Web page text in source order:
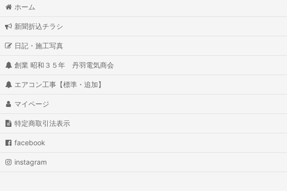
ホーム
新聞折込チラシ
日記・施工写真
創業 昭和３５年 丹羽電気商会
エアコン工事【標準・追加】
マイページ
特定商取引法表示
facebook
instagram